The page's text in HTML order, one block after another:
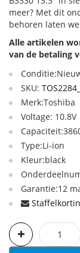
meer? Met dit
behoren laten
Alle artikelen
van de betaling
SKU:
Merk:Toshiba
Voltage: 10.8V
Type:Li-ion
Kleur:black
Garantie:12